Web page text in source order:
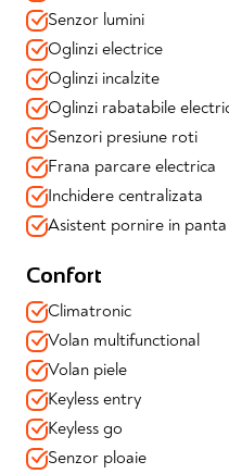
✔️Auto Hold
✔️Frana de parcare electrica
Design & Tehnologie:
✔️Faruri Full LED
✔️Conectare telefon prin
Android Auto
✔️Senzori de ploaie si lumini
📍 Mașina se vinde cu
verificările efectuate
siguranță, consultanță
Senzor lumini
Oglinzi electrice
Oglinzi incalzite
Oglinzi rabatabile
Senzori presiune roti
Frana parcare electrica
Inchidere centralizata
Asistent pornire in panta
Confort
Climatronic
Volan multifunctional
Volan piele
Keyless entry
Keyless go
Senzor ploaie